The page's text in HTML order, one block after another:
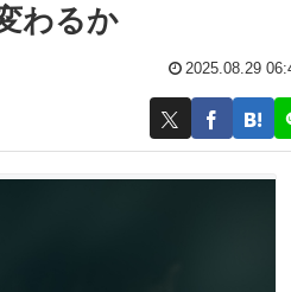
わるか
2025.08.29